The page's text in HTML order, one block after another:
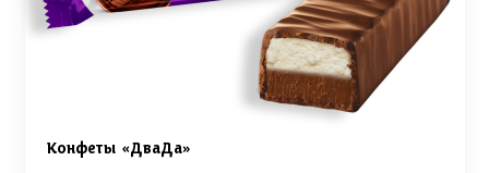
Конфеты «ДваДа»